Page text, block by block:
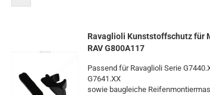
Ra­vaglio­li Kunst­stoff­schutz für
RAV G800A117
Pas­send für Ra­vaglio­li Serie
G7641.XX
sowie bau­glei­che